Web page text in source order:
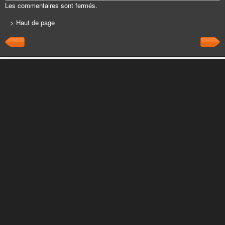
Les commentaires sont fermés.
> Haut de page